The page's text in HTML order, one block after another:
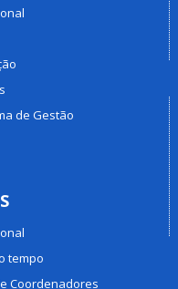
de Gestão
tempo
Coordenadores